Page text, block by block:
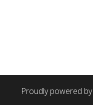
Proudly powered by